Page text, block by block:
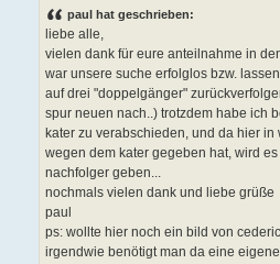
paul hat geschrieben:
liebe alle,
vielen dank für eure anteilnahme in
war unsere suche erfolglos bzw.
auf drei "doppelgänger"
spur neuen nach..) trotzdem habe ich
kater zu verabschieden, und da hier in
wegen dem kater gegeben hat, wird
nachfolger geben...
nochmals vielen dank und liebe grüße
paul
ps: wollte hier noch ein bild von
irgendwie benötigt man da eine eigene